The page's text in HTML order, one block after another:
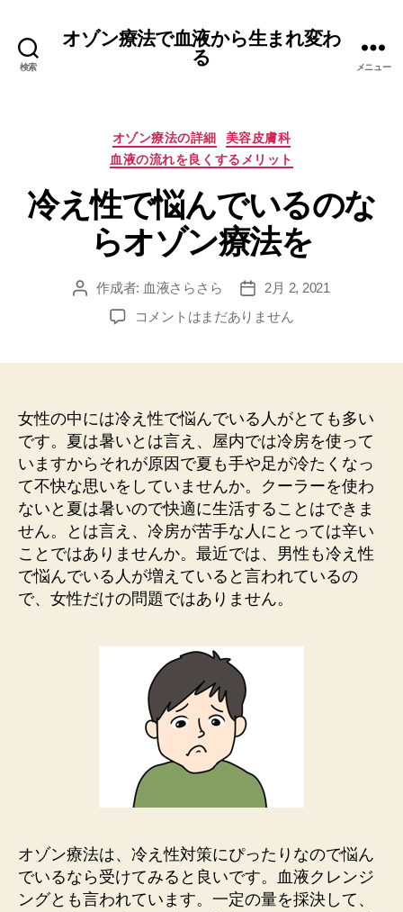
検索
オゾン療法で血液から生まれ変わ
る
メニュー
カ
テ
リ
ー
オゾン療法の詳細
美容皮膚科
血液の流れを良くするメリット
冷え性で悩んでいるのな
らオゾン療法を
投 作成者: 血液さらさら
投
稿
日
2月 2, 2021
冷
ん
で
い
る
の
な
ら
オ
ゾ
ン
コメントはまだありません
女性の中には冷え性で悩んでいる人がとても多い
です。夏は暑いとは言え、屋内では冷房を使って
いますからそれが原因で夏も手や足が冷たくなっ
て不快な思いをしていませんか。クーラーを使わ
ないと夏は暑いので快適に生活することはできま
せん。とは言え、冷房が苦手な人にとっては辛い
ことではありませんか。最近では、男性も冷え性
で悩んでいる人が増えていると言われているの
で、女性だけの問題ではありません。
オゾン療法は、冷え性対策にぴったりなので悩ん
でいるなら受けてみると良いです。血液クレンジ
ングとも言われています。一定の量を採決して、